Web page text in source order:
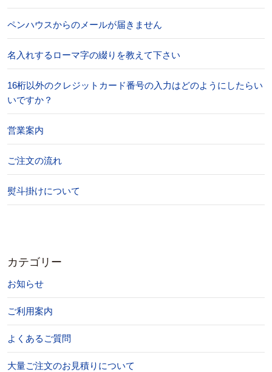
ペンハウスからのメールが届きません
名入れするローマ字の綴りを教えて下さい
16桁以外のクレジットカード番号の入力はどのようにしたらい
いですか？
営業案内
ご注文の流れ
熨斗掛けについて
カテゴリー
お知らせ
ご利用案内
よくあるご質問
大量ご注文のお見積りについて